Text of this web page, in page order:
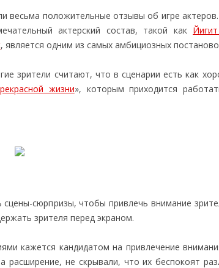
весьма положительные отзывы об игре
актерский состав, такой как
, является одним из самых амбициозных
зрители считают, что в сценарии есть как
жизни», которым приходится
сюрпризы, чтобы привлечь внимание
зрителя перед экраном.
кажется кандидатом на привлечение
не скрывали, что их беспокоят